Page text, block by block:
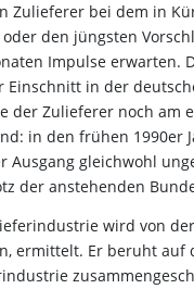
Zulieferer bei dem in
den jüngsten
Impulse erwarten.
in der
der Zulieferer noch
in den frühen 1990er
Ausgang gleichwohl
der anstehenden
wird von
ermittelt. Er beruht